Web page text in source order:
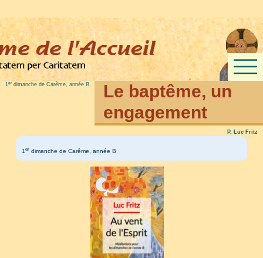
1erdimanche de Carême, année B
Le baptême, un
engagement
Par P. Luc Fritz
1 erdimanche de Carême, année B